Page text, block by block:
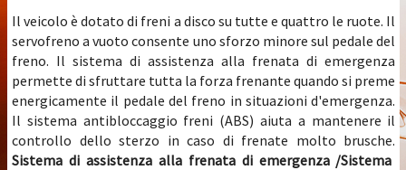
Il veicolo è dotato di freni a disco su tutte e quattro le ruote. Il
servofreno a vuoto consente uno sforzo minore sul pedale del
freno. Il sistema di assistenza alla frenata di emergenza
permette di sfruttare tutta la forza frenante quando si preme
energicamente il pedale del freno in situazioni d'emergenza.
Il sistema antibloccaggio freni (ABS) aiuta a mantenere il
controllo dello sterzo in caso di frenate molto brusche.
Sistema di assistenza alla frenata di emergenza /Sistema